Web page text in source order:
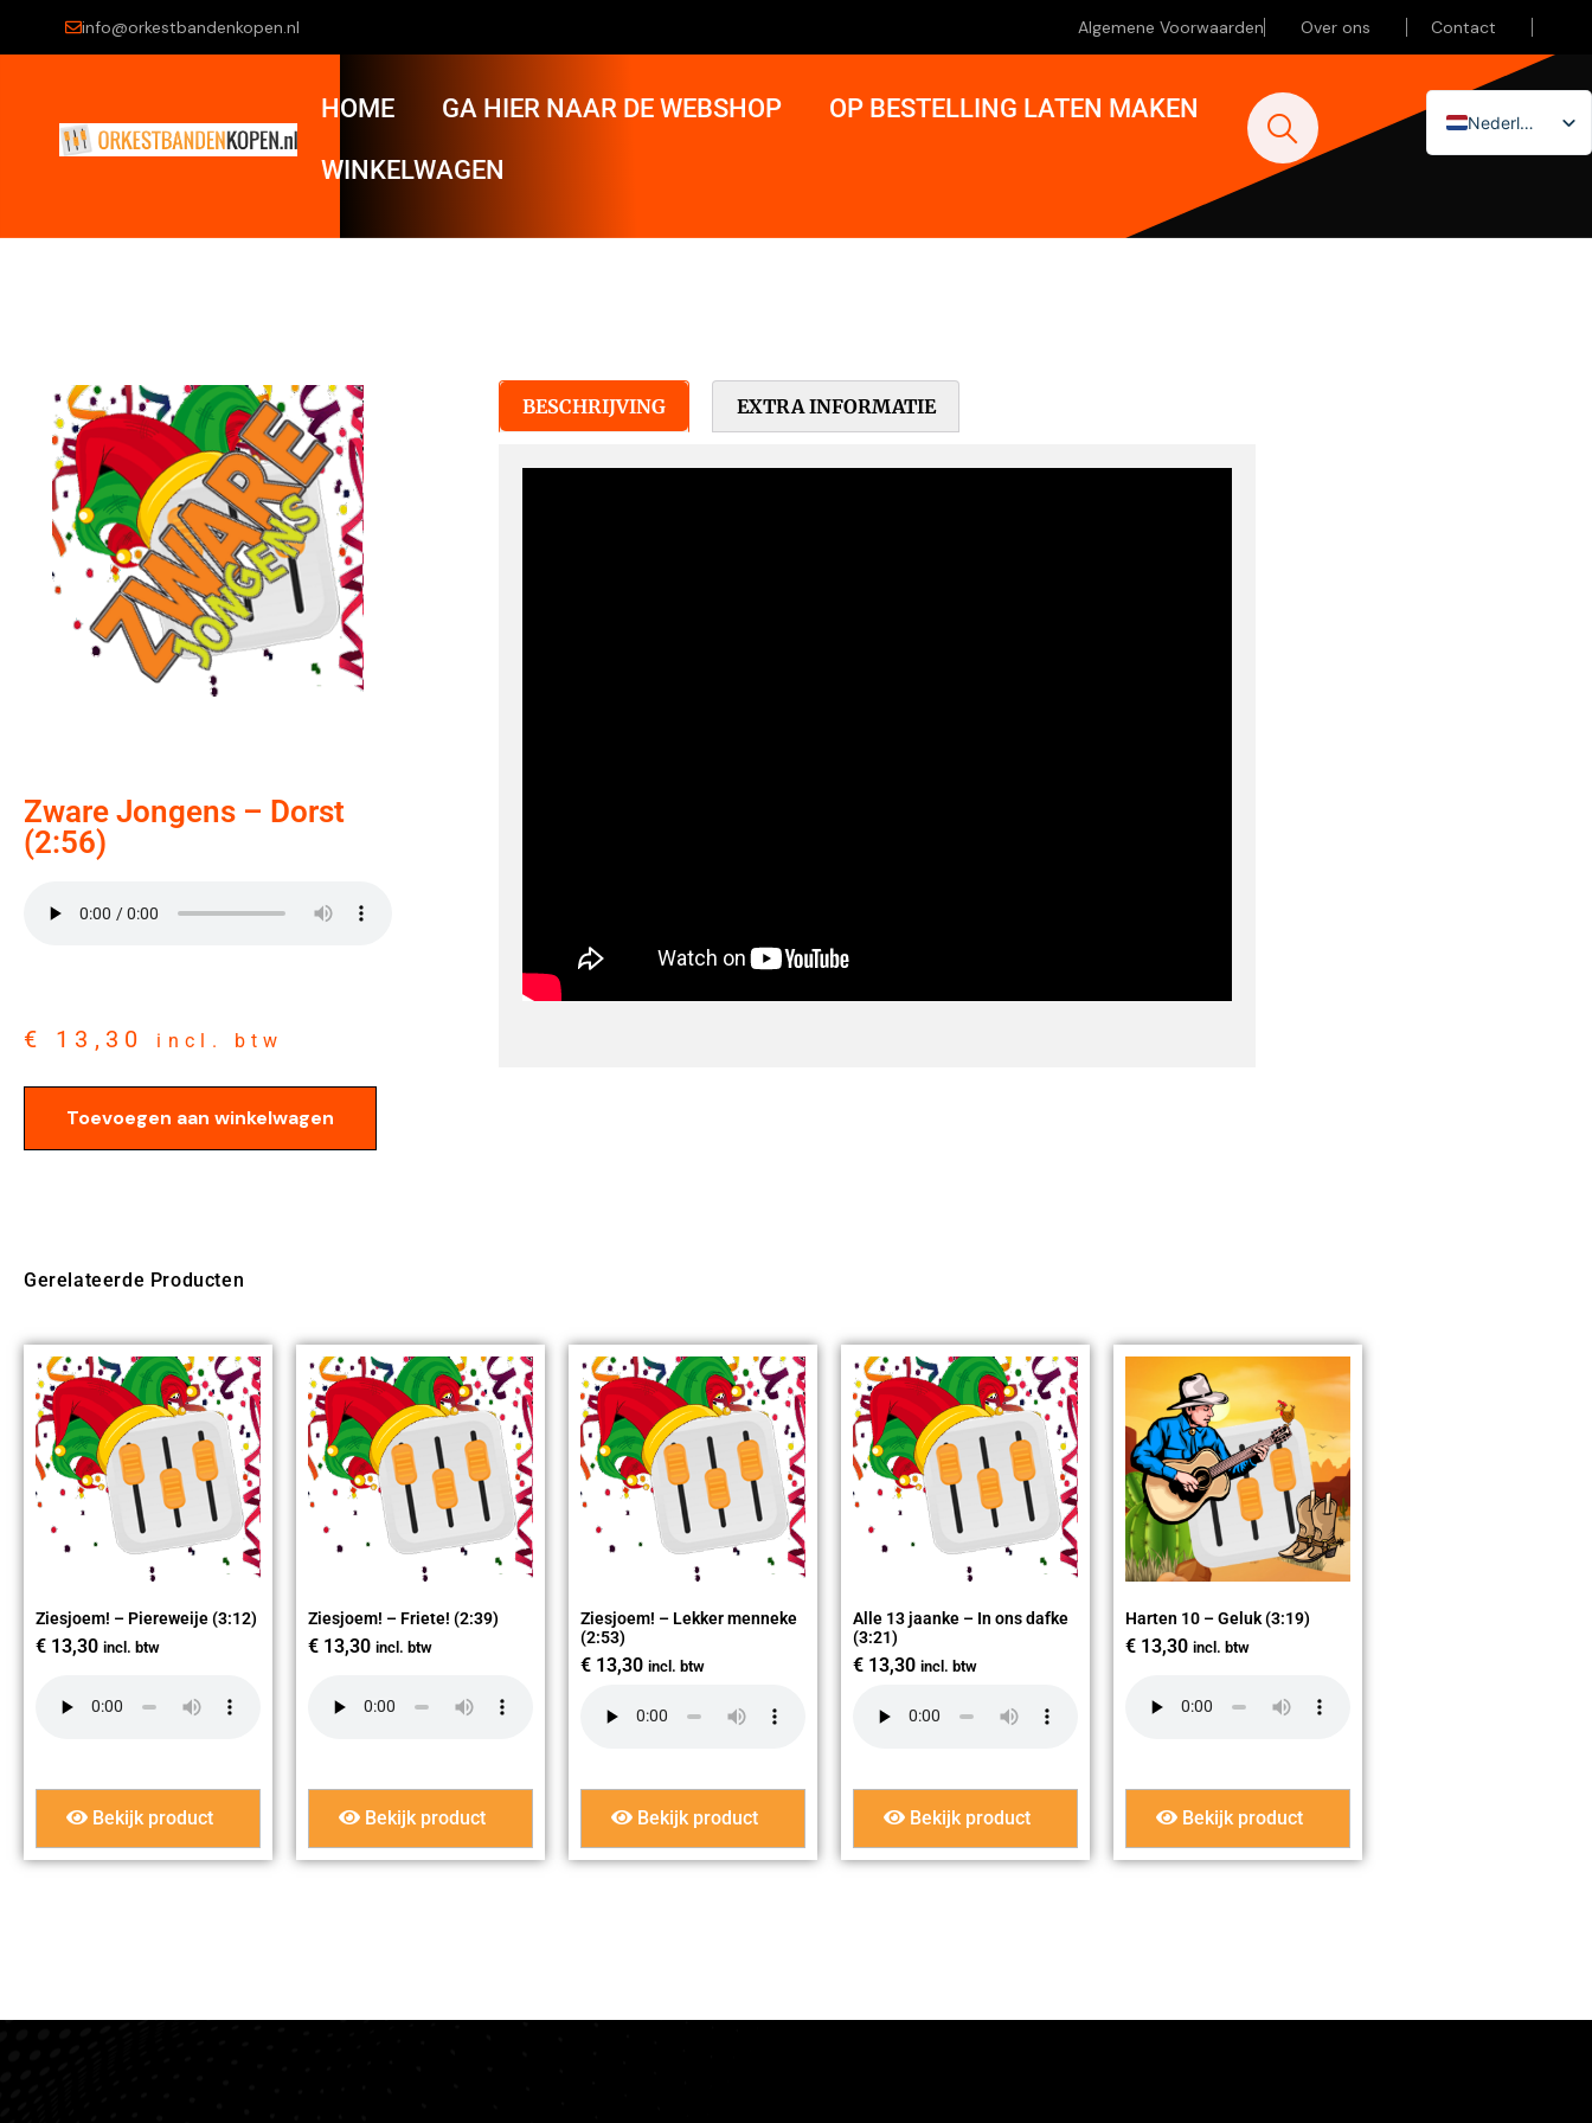
info@orkestbandenkopen.nl Algemene Voorwaarden Over ons Contact
HOME GA HIER NAAR DE WEBSHOP OP BESTELLING LATEN MAKEN
WINKELWAGEN
Nederlands
English (UK)
Zware Jongens – Dorst
(2:56)
€ 13,30 incl. btw
Toevoegen aan winkelwagen
BESCHRIJVING EXTRA INFORMATIE
Gerelateerde Producten
Ziesjoem! – Piereweije (3:12)
€ 13,30 incl. btw
Bekijk product
Ziesjoem! – Friete! (2:39)
€ 13,30 incl. btw
Bekijk product
Ziesjoem! – Lekker menneke
(2:53)
€ 13,30 incl. btw
Bekijk product
Alle 13 jaanke – In ons dafke
(3:21)
€ 13,30 incl. btw
Bekijk product
Harten 10 – Geluk (3:19)
€ 13,30 incl. btw
Bekijk product